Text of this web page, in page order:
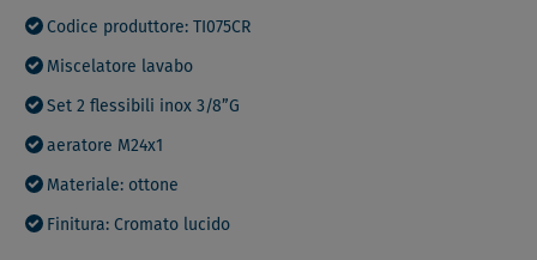
Codice produttore: TI075CR
Miscelatore lavabo
Set 2 flessibili inox 3/8”G
aeratore M24x1
Materiale: ottone
Finitura: Cromato lucido